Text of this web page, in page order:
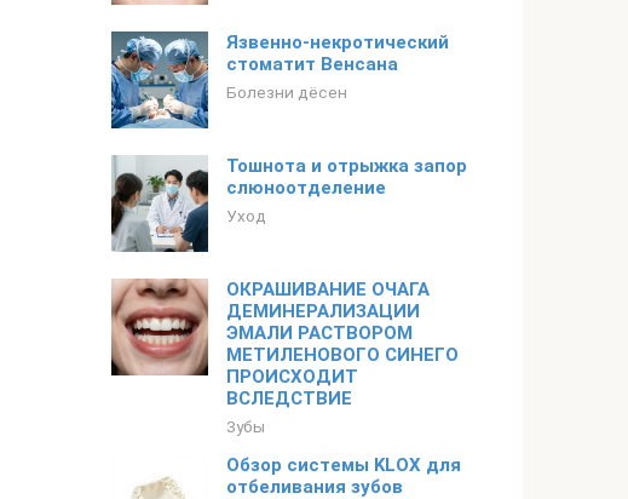
Язвенно-некротический
стоматит Венсана
Болезни дёсен
Тошнота и отрыжка запор
слюноотделение
Уход
ОКРАШИВАНИЕ ОЧАГА
ДЕМИНЕРАЛИЗАЦИИ
ЭМАЛИ РАСТВОРОМ
МЕТИЛЕНОВОГО СИНЕГО
ПРОИСХОДИТ
ВСЛЕДСТВИЕ
Зубы
Обзор системы KLOX для
отбеливания зубов